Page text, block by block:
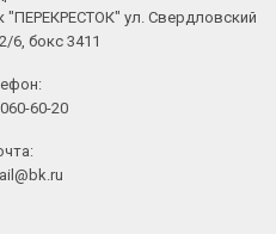
"ПЕРЕКРЕСТОК" ул. Свердловский
6, бокс 3411
60-20